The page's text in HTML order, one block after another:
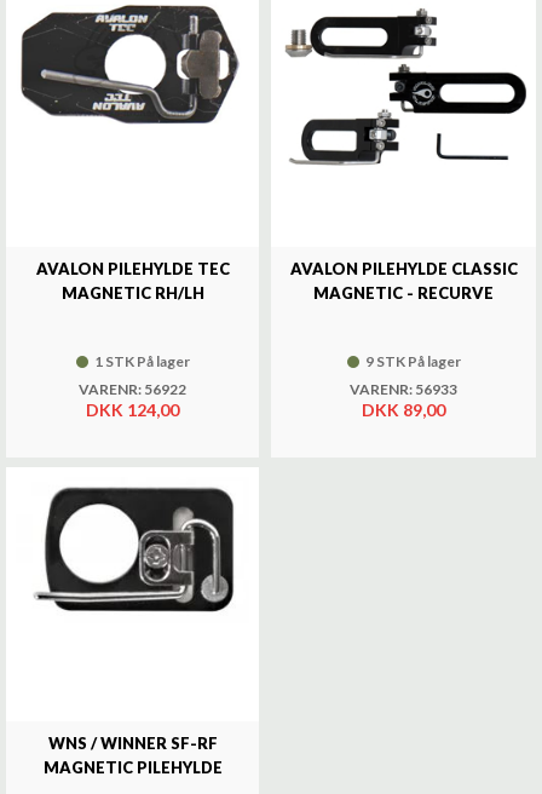
AVALON PILEHYLDE TEC
MAGNETIC RH/LH
1 STK På lager
VARENR: 56922
DKK 124,00
AVALON PILEHYLDE CLASSIC
MAGNETIC - RECURVE
9 STK På lager
VARENR: 56933
DKK 89,00
WNS / WINNER SF-RF
MAGNETIC PILEHYLDE